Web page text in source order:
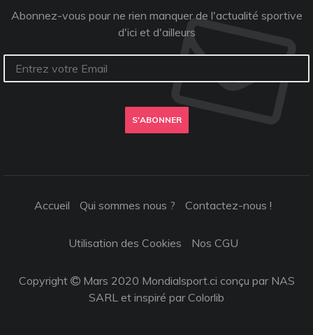
Abonnez-vous pour ne rien manquer de l'actualité sportive
d'ici et d'ailleurs
S'ABONNER
Accueil Qui sommes nous ? Contactez-nous !
Utilisation des Cookies Nos CGU
Copyright
Mars 2020 Mondialsport.ci conçu par NAS
SARL et inspiré parColorlib